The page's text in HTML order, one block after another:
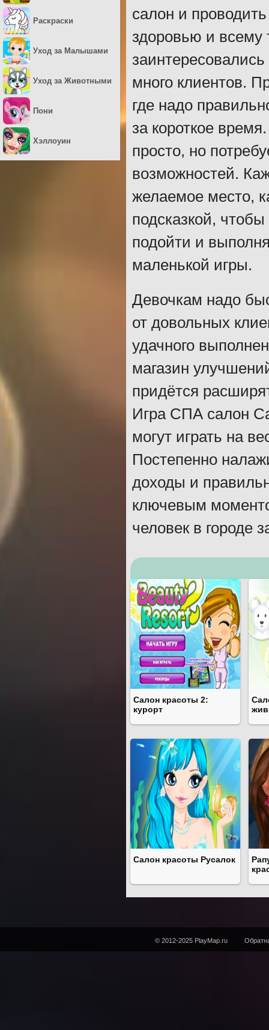
салон и
здоровью и всему
много клиентов.
где надо
за короткое
просто, но
возможностей.
желаемое место,
подсказкой,
подойти и
маленькой игры.
Девочкам надо
от довольных
удачного
магазин
придётся
Игра СПА салон
могут играть на
Постепенно
доходы и
ключевым
человек в городе
Салон красоты 2:
курорт
Салон красоты Русалок
Раскраски
Уход за Малышами
Уход за Животными
Пони
Хэллоуин
© 2012-2025 PlayMap.ru